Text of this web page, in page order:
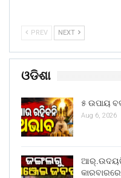
PREV NEXT
ଓଡିଶା
୫ ଉପାୟ
Aug 6, 2026